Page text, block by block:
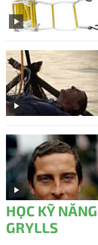
HỌC KỸ
GRYLLS